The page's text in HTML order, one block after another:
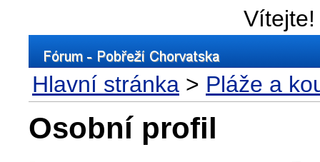
Vítejte!
Hlavní stránka > Pláže a
Osobní profil